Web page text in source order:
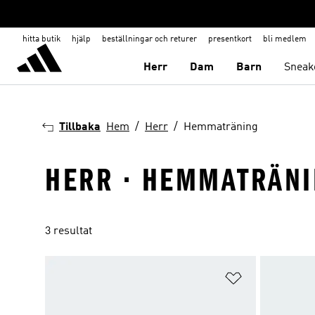
hitta butik hjälp beställningar och returer presentkort bli medlem
Herr Dam Barn
Tillbaka Hem Herr Hemmaträning
HERR ·
3 resultat